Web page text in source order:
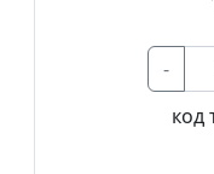
-
код